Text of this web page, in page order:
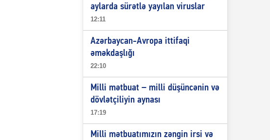
aylarda sürətlə yayılan viruslar
12:11
Azərbaycan-Avropa ittifaqi
əməkdaşlığı
22:10
Milli mətbuat – milli düşüncənin və
dövlətçiliyin aynası
17:19
Milli mətbuatımızın zəngin irsi və